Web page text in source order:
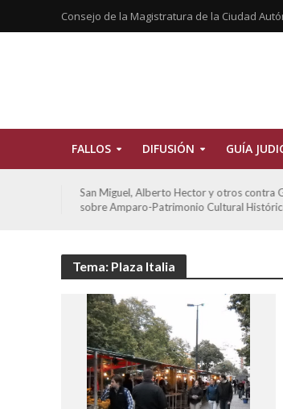
Consejo de la Magistratura de la Ciudad
FALLOS DIFUSIÓN GUÍA
San Miguel, Alberto Hector y otros contra
sobre Amparo-Patrimonio Cultural
Tema: Plaza Italia